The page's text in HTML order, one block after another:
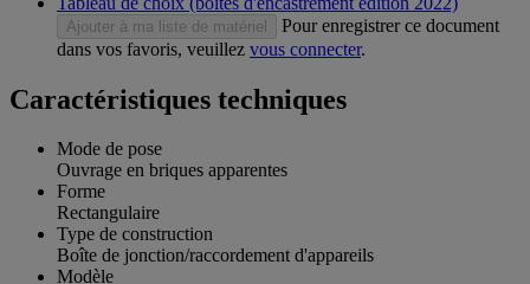
Ajouter à ma liste de matériel
Pour enregistrer ce document
dans vos favoris, veuillez vous connecter.
Caractéristiques techniques
Mode de pose
Ouvrage en briques apparentes
Forme
Rectangulaire
Type de construction
Boîte de jonction/raccordement d'appareils
Modèle